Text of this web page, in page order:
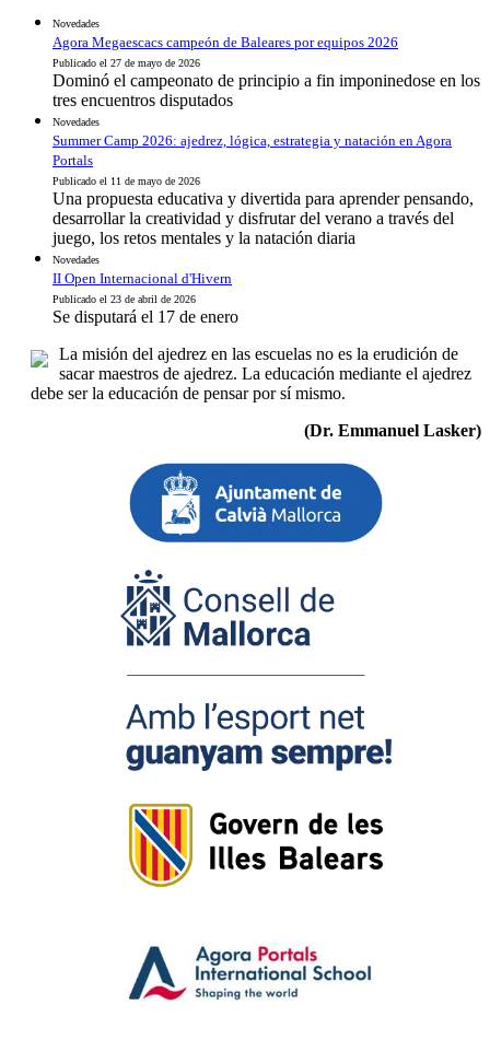
Novedades
Agora Megaescacs campeón de Baleares por equipos 2026
Publicado el 27 de mayo de 2026
Dominó el campeonato de principio a fin imponinedose en los
tres encuentros disputados
Novedades
Summer Camp 2026: ajedrez, lógica, estrategia y natación en Agora
Portals
Publicado el 11 de mayo de 2026
Una propuesta educativa y divertida para aprender pensando,
desarrollar la creatividad y disfrutar del verano a través del
juego, los retos mentales y la natación diaria
Novedades
II Open Internacional d'Hivern
Publicado el 23 de abril de 2026
Se disputará el 17 de enero
La misión del ajedrez en las escuelas no es la erudición de
sacar maestros de ajedrez. La educación mediante el ajedrez
debe ser la educación de pensar por sí mismo.
(Dr. Emmanuel Lasker)